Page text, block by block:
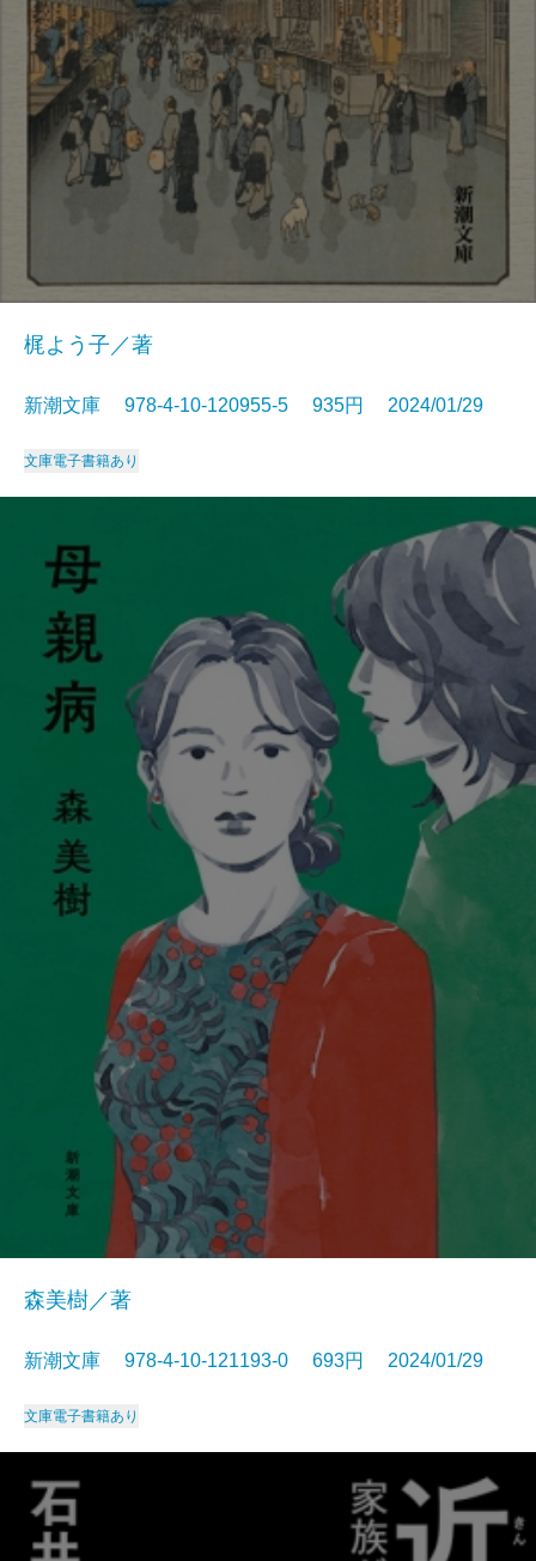
梶よう子／著
新潮文庫 978-4-10-120955-5 935円 2024/01/29
文庫電子書籍あり
森美樹／著
新潮文庫 978-4-10-121193-0 693円 2024/01/29
文庫電子書籍あり